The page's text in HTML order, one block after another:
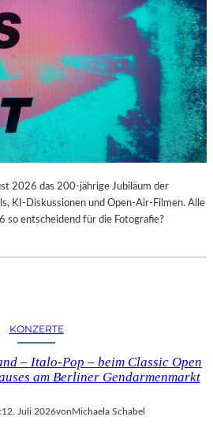
2026 das 200-jährige Jubiläum der
KI-Diskussionen und Open-Air-Filmen. Alle
so entscheidend für die Fotografie?
KONZERTE
– Italo-Pop – beim Classic Open
am Berliner Gendarmenmarkt
12. Juli 2026von Michaela Schabel